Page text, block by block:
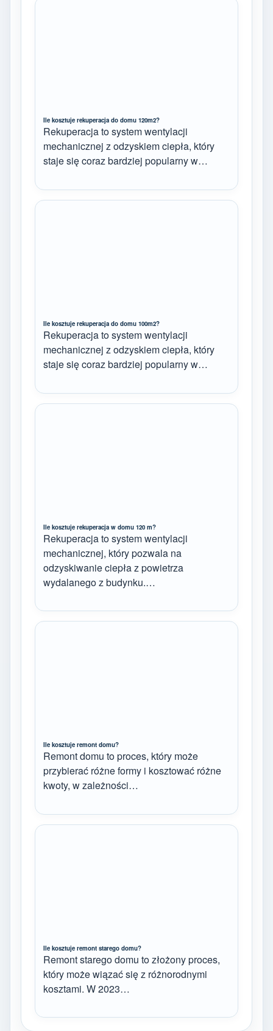
Ile kosztuje rekuperacja do domu 120m2?
Rekuperacja to system wentylacji
mechanicznej z odzyskiem ciepła, który
staje się coraz bardziej popularny w…
Ile kosztuje rekuperacja do domu 100m2?
Rekuperacja to system wentylacji
mechanicznej z odzyskiem ciepła, który
staje się coraz bardziej popularny w…
Ile kosztuje rekuperacja w domu 120 m?
Rekuperacja to system wentylacji
mechanicznej, który pozwala na
odzyskiwanie ciepła z powietrza
wydalanego z budynku.…
Ile kosztuje remont domu?
Remont domu to proces, który może
przybierać różne formy i kosztować różne
kwoty, w zależności…
Ile kosztuje remont starego domu?
Remont starego domu to złożony proces,
który może wiązać się z różnorodnymi
kosztami. W 2023…